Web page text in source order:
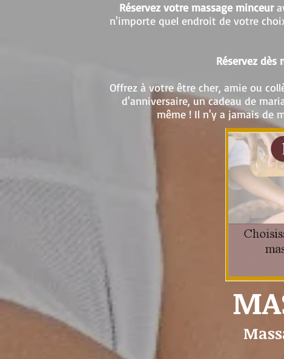
Réservez votre massage minceur
n'importe quel endroit de votre
Réservez
Offrez à votre être cher, amie ou
d'anniversaire, un cadeau de
même ! Il n'y a jamais de